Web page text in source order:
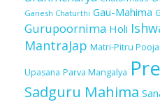
Ganesh Chaturthi Gau-Mahima
Gurupoornima Holi
MantraJap Matri-Pitru
Upasana Parva Mangalya
Sadguru Mahima